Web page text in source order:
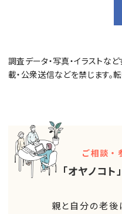
調査データ・写真・イラストな
載・公衆送信などを禁じます。
ご相談・
「オヤノコト
親と自分の老後